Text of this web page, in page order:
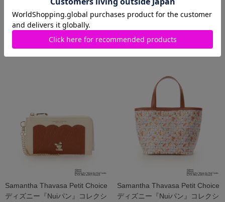
Samantha Thavasa Petit Choice
ディズニー『Nuiパン』コレクシ
￥25,300
Samantha Thavasa Petit Choice
ョン 折財布
￥22,000
Samantha Thavasa Petit Choice
ディズニー『Nuiパン』コレクシ
Samantha Thavasa Petit Choice
ディズニー『Nuiパン』コレクシ